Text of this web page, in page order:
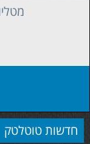
חדשות טוטלטק